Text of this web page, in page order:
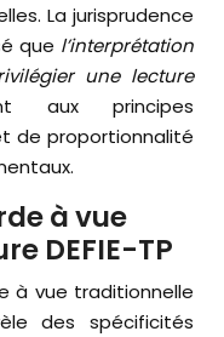
La jurisprudence
que l’interprétation
une lecture
aux principes
de proportionnalité
à vue
DEFIE-TP
à vue traditionnelle
des spécificités